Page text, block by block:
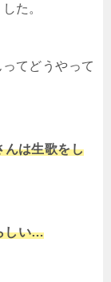
た。
てどうやって
は生歌をし
しい…